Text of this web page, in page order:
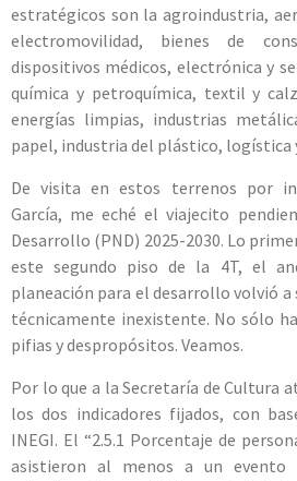
estratégicos son la agroindustria,
electromovilidad, bienes de
dispositivos médicos, electrónica y
química y petroquímica, textil y
energías limpias, industrias
papel, industria del plástico, logística
De visita en estos terrenos por
García, me eché el viajecito
Desarrollo (PND) 2025-2030. Lo
este segundo piso de la 4T, el
planeación para el desarrollo volvió a
técnicamente inexistente. No sólo
pifias y despropósitos. Veamos.
Por lo que a la Secretaría de Cultura
los dos indicadores fijados, con
INEGI. El “2.5.1 Porcentaje de
asistieron al menos a un evento